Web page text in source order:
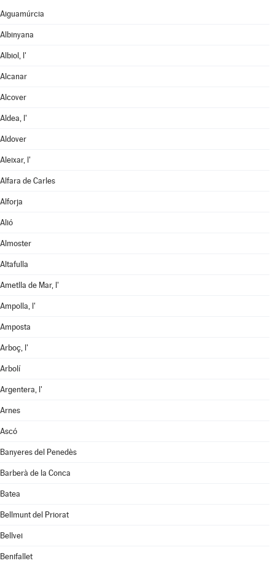
Aiguamúrcia
Albinyana
Albiol, l'
Alcanar
Alcover
Aldea, l'
Aldover
Aleixar, l'
Alfara de Carles
Alforja
Alió
Almoster
Altafulla
Ametlla de Mar, l'
Ampolla, l'
Amposta
Arboç, l'
Arbolí
Argentera, l'
Arnes
Ascó
Banyeres del Penedès
Barberà de la Conca
Batea
Bellmunt del Priorat
Bellvei
Benifallet